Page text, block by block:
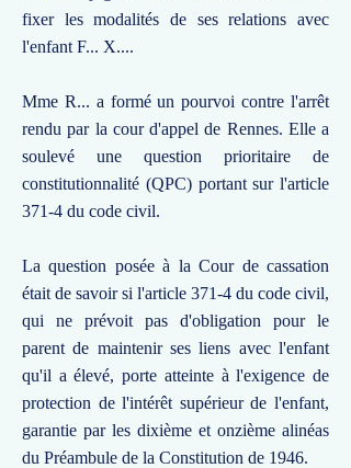
fixer les modalités de ses relations avec
l'enfant F... X....
Mme R... a formé un pourvoi contre l'arrêt
rendu par la cour d'appel de Rennes. Elle a
soulevé une question prioritaire de
constitutionnalité (QPC) portant sur l'article
371-4 du code civil.
La question posée à la Cour de cassation
était de savoir si l'article 371-4 du code civil,
qui ne prévoit pas d'obligation pour le
parent de maintenir ses liens avec l'enfant
qu'il a élevé, porte atteinte à l'exigence de
protection de l'intérêt supérieur de l'enfant,
garantie par les dixième et onzième alinéas
du Préambule de la Constitution de 1946.